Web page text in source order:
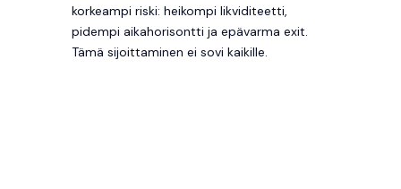
korkeampi riski: heikompi likviditeetti,
pidempi aikahorisontti ja epävarma exit.
Tämä sijoittaminen ei sovi kaikille.